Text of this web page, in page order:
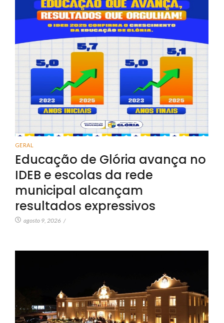
GERAL
Educação de Glória avança no
IDEB e escolas da rede
municipal alcançam
resultados expressivos
agosto 9, 2026 /